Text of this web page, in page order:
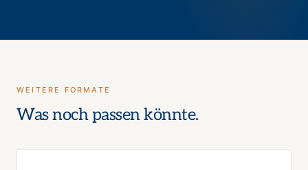
WEITERE FORMATE
Was noch passen könnte.